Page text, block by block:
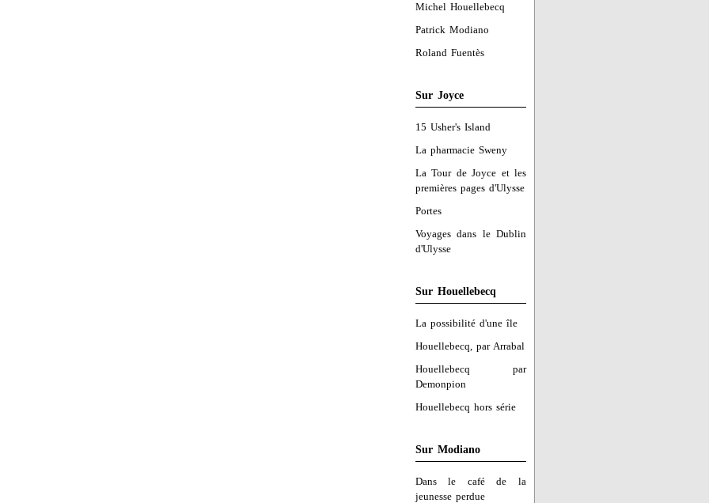
Michel Houellebecq
Patrick Modiano
Roland Fuentès
Sur Joyce
15 Usher's Island
La pharmacie Sweny
La Tour de Joyce et les
premières pages d'Ulysse
Portes
Voyages dans le Dublin
d'Ulysse
Sur Houellebecq
La possibilité d'une île
Houellebecq, par Arrabal
Houellebecq par
Demonpion
Houellebecq hors série
Sur Modiano
Dans le café de la
jeunesse perdue